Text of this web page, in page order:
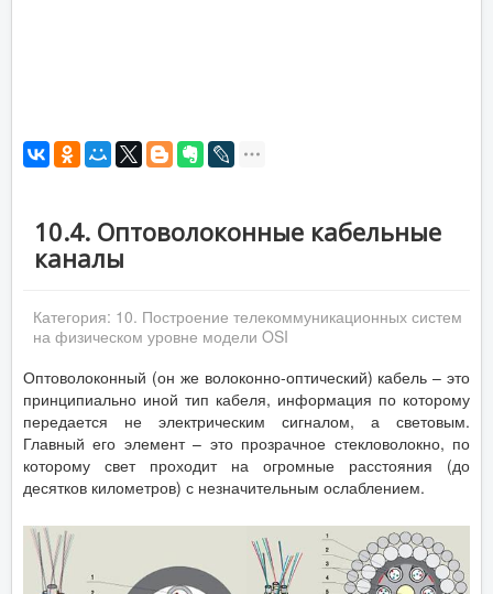
10.4. Оптоволоконные кабельные
каналы
Категория: 10. Построение телекоммуникационных систем
на физическом уровне модели OSI
Оптоволоконный (он же волоконно-оптический) кабель – это
принципиально иной тип кабеля, информация по которому
передается не электрическим сигналом, а световым.
Главный его элемент – это прозрачное стекловолокно, по
которому свет проходит на огромные расстояния (до
десятков километров) с незначительным ослаблением.